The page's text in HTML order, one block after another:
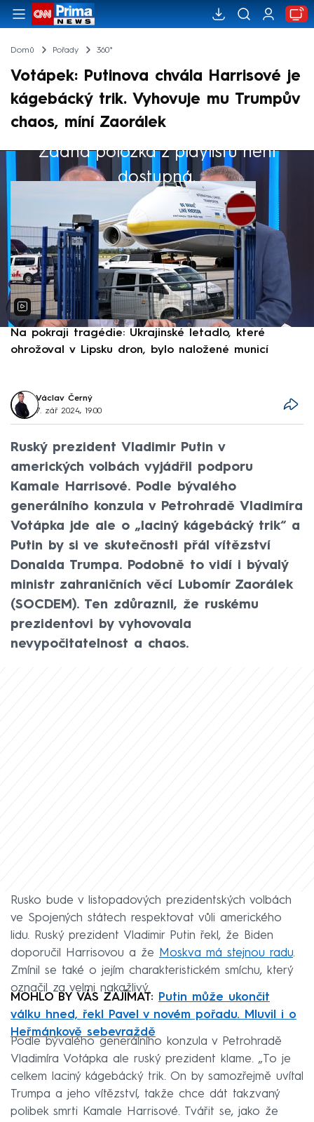
Domů Pořady 360°
Votápek: Putinova chvála Harrisové je
kágebácký trik. Vyhovuje mu Trumpův
chaos, míní Zaorálek
Žádná položka z playlistu není
dostupná.
Výběr redakce
Na pokraji tragédie: Ukrajinské letadlo, které
ohrožoval v Lipsku dron, bylo naložené municí
Václav Černý
7. zář 2024, 19:00
Ruský prezident Vladimir Putin v
amerických volbách vyjádřil podporu
Kamale Harrisové. Podle bývalého
generálního konzula v Petrohradě Vladimíra
Votápka jde ale o „laciný kágebácký trik“ a
Putin by si ve skutečnosti přál vítězství
Donalda Trumpa. Podobně to vidí i bývalý
ministr zahraničních věcí Lubomír Zaorálek
(SOCDEM). Ten zdůraznil, že ruskému
prezidentovi by vyhovovala
nevypočitatelnost a chaos.
Rusko bude v listopadových prezidentských volbách
ve Spojených státech respektovat vůli amerického
lidu. Ruský prezident Vladimir Putin řekl, že Biden
doporučil Harrisovou a že
Moskva má stejnou radu.
Zmínil se také o jejím charakteristickém smíchu, který
označil za velmi nakažlivý.
MOHLO BY VÁS ZAJÍMAT:
Putin může ukončit
válku hned, řekl Pavel v novém pořadu. Mluvil i o
Heřmánkově sebevraždě
Podle bývalého generálního konzula v Petrohradě
Vladimíra Votápka ale ruský prezident klame. „To je
celkem laciný kágebácký trik. On by samozřejmě uvítal
Trumpa a jeho vítězství, takže chce dát takzvaný
polibek smrti Kamale Harrisové. Tvářit se, jako že